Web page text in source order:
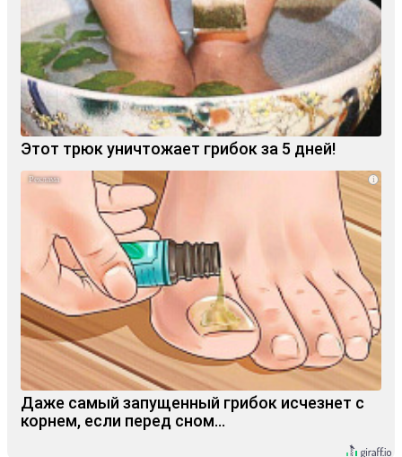
Этот трюк уничтожает грибок за 5 дней!
i
Даже самый запущенный грибок исчезнет с
корнем, если перед сном…